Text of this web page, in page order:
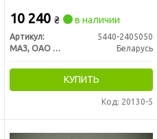
10 240 ₴ в наличии
Артикул:
5440-2405050
МАЗ, ОАО «Минский автомобильный завод»
Беларусь
КУПИТЬ
Код: 20130-5